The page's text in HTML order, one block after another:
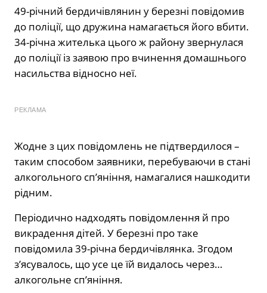
49-річний бердичівлянин у березні повідомив
до поліції, що дружина намагається його вбити.
34-річна жителька цього ж району звернулася
до поліції із заявою про вчинення домашнього
насильства відносно неї.
РЕКЛАМА
Жодне з цих повідомлень не підтвердилося –
таким способом заявники, перебуваючи в стані
алкогольного сп’яніння, намагалися нашкодити
рідним.
Періодично надходять повідомлення й про
викрадення дітей. У березні про таке
повідомила 39-річна бердичівлянка. Згодом
з’ясувалось, що усе це їй видалось через…
алкогольне сп’яніння.